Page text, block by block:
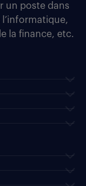
un poste dans
l’informatique,
la finance, etc.